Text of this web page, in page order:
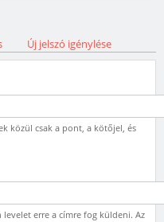
Új jelszó igénylése
közül csak a pont, a kötőjel, és
erre a címre fog küldeni. Az